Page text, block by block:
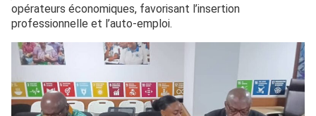
opérateurs économiques, favorisant l’insertion
professionnelle et l’auto-emploi.